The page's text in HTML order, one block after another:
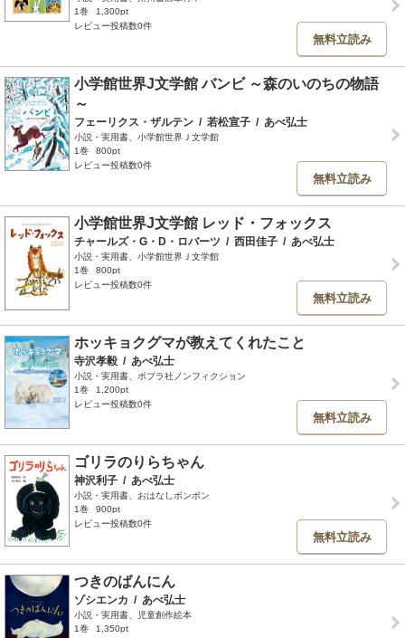
1巻
1,300pt
レビュー投稿数0件
無料立読み
小学館世界J文学館 バンビ ～森のいのちの物語
～
フェーリクス・ザルテン / 若松宣子 / あべ弘士
小説・実用書、小学館世界Ｊ文学館
1巻
800pt
レビュー投稿数0件
無料立読み
小学館世界J文学館 レッド・フォックス
チャールズ・G・D・ロバーツ / 西田佳子 / あべ弘士
小説・実用書、小学館世界Ｊ文学館
1巻
800pt
レビュー投稿数0件
無料立読み
ホッキョクグマが教えてくれたこと
寺沢孝毅 / あべ弘士
小説・実用書、ポプラ社ノンフィクション
1巻
1,200pt
レビュー投稿数0件
無料立読み
ゴリラのりらちゃん
神沢利子 / あべ弘士
小説・実用書、おはなしボンボン
1巻
900pt
レビュー投稿数0件
無料立読み
つきのばんにん
ゾシエンカ / あべ弘士
小説・実用書、児童創作絵本
1巻
1,350pt